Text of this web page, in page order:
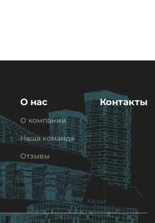
О нас
О компании
Наша команда
Отзывы
Контакты